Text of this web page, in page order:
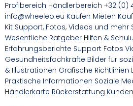
Profibereich Händlerbereich +32 (0)
info@wheeleo.eu Kaufen Mieten
Kit Support, Fotos, Videos und mehr
Wesentliche Ratgeber Hilfen &
Erfahrungsberichte Support Fotos
Gesundheitsfachkräfte Bilder für
& Illustrationen Grafische
Praktische Informationen Soziale
Händlerkarte Rückerstattung